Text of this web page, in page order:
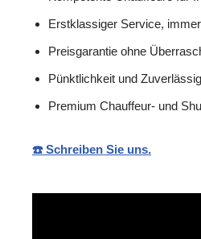
Erstklassiger Service,
Preisgarantie ohne
Pünktlichkeit und
Premium Chauffeur- und
☎️ Schreiben Sie uns.